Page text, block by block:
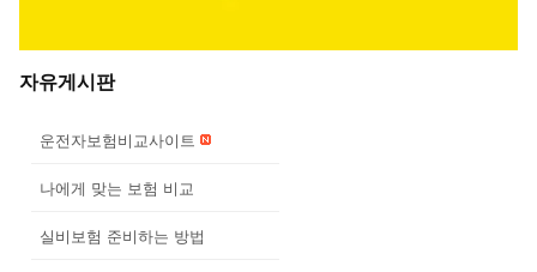
자유게시판
운전자보험비교사이트
나에게 맞는 보험 비교
실비보험 준비하는 방법